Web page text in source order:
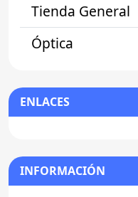
Tienda General
Óptica
ENLACES
INFORMACIÓN